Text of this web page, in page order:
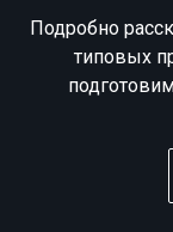
Подробно
типовых